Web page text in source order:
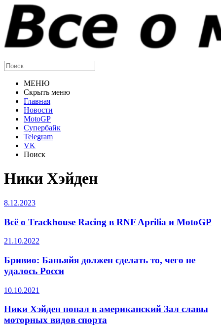
МЕНЮ
Скрыть меню
Главная
Новости
MotoGP
Супербайк
Telegram
VK
Поиск
Ники Хэйден
8.12.2023
Всё о Trackhouse Racing в RNF Aprilia и MotoGP
21.10.2022
Бривио: Баньяйя должен сделать то, чего не
удалось Росси
10.10.2021
Ники Хэйден попал в американский Зал славы
моторных видов спорта